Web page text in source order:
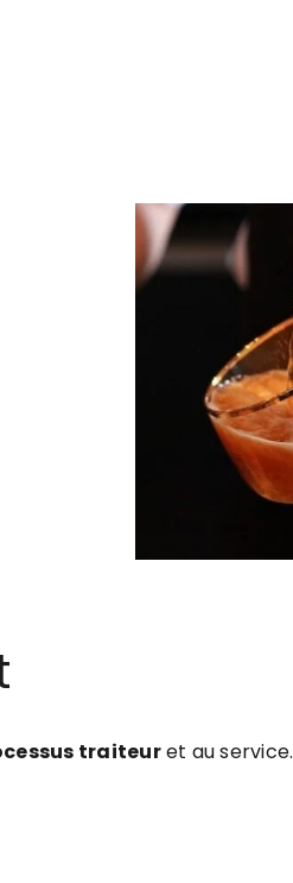
traiteuret au service.